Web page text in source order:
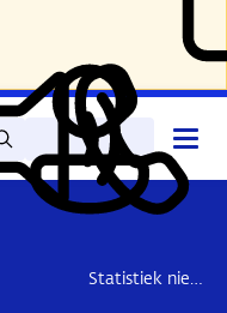
Zoek Lees
voor
Mijn
DNB
Contact
Statistiek nieuws